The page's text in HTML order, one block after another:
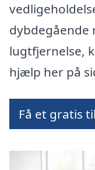
dybdegående
lugtfjernelse,
hjælp her på
Få et gratis